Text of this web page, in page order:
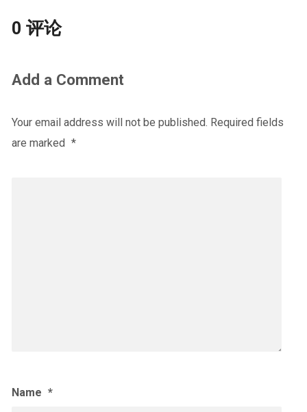
0 评论
Add a Comment
Your email address will not be published. Required fields
are marked *
Name *